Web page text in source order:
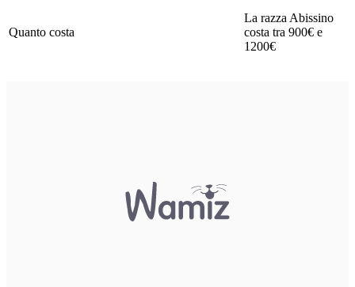
Quanto costa
La razza Abissino
costa tra 900€ e
1200€